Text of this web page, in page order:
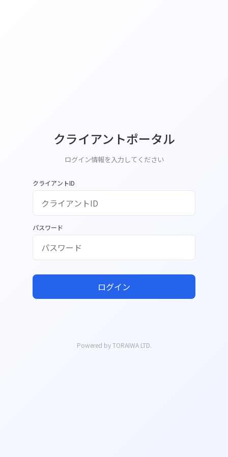
クライアントポータル
ログイン情報を入力してください
クライアントID
パスワード
ログイン
Powered by TORAIWA LTD.